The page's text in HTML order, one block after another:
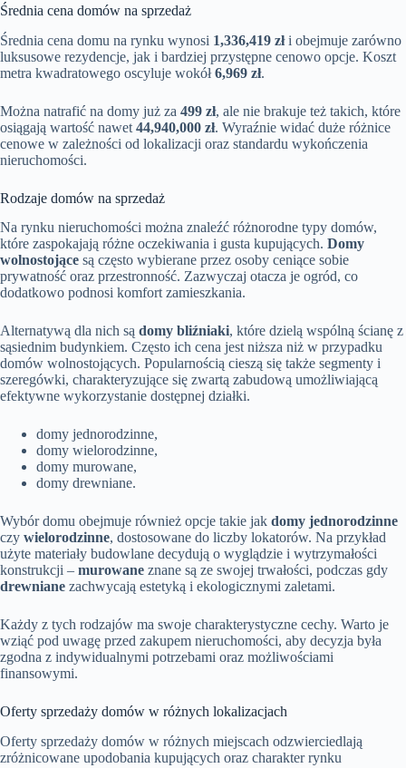
Średnia cena domów na sprzedaż
Średnia cena domu na rynku wynosi 1,336,419 złi obejmuje zarówno
luksusowe rezydencje, jak i bardziej przystępne cenowo opcje. Koszt
metra kwadratowego oscyluje wokół6,969 zł.
Można natrafić na domy już za 499 zł, ale nie brakuje też takich, które
osiągają wartość nawet 44,940,000 zł. Wyraźnie widać duże różnice
cenowe w zależności od lokalizacji oraz standardu wykończenia
nieruchomości.
Rodzaje domów na sprzedaż
Na rynku nieruchomości można znaleźć różnorodne typy domów,
które zaspokajają różne oczekiwania i gusta kupujących. Domy
wolnostojące są często wybierane przez osoby ceniące sobie
prywatność oraz przestronność. Zazwyczaj otacza je ogród, co
dodatkowo podnosi komfort zamieszkania.
Alternatywą dla nich są domy bliźniaki, które dzielą wspólną ścianę z
sąsiednim budynkiem. Często ich cena jest niższa niż w przypadku
domów wolnostojących. Popularnością cieszą się także segmenty i
szeregówki, charakteryzujące się zwartą zabudową umożliwiającą
efektywne wykorzystanie dostępnej działki.
domy jednorodzinne,
domy wielorodzinne,
domy murowane,
domy drewniane.
Wybór domu obejmuje również opcje takie jak domy jednorodzinne
czy wielorodzinne, dostosowane do liczby lokatorów. Na przykład
użyte materiały budowlane decydują o wyglądzie i wytrzymałości
konstrukcji – murowane znane są ze swojej trwałości, podczas gdy
drewniane zachwycają estetyką i ekologicznymi zaletami.
Każdy z tych rodzajów ma swoje charakterystyczne cechy. Warto je
wziąć pod uwagę przed zakupem nieruchomości, aby decyzja była
zgodna z indywidualnymi potrzebami oraz możliwościami
finansowymi.
Oferty sprzedaży domów w różnych lokalizacjach
Oferty sprzedaży domów w różnych miejscach odzwierciedlają
zróżnicowane upodobania kupujących oraz charakter rynku